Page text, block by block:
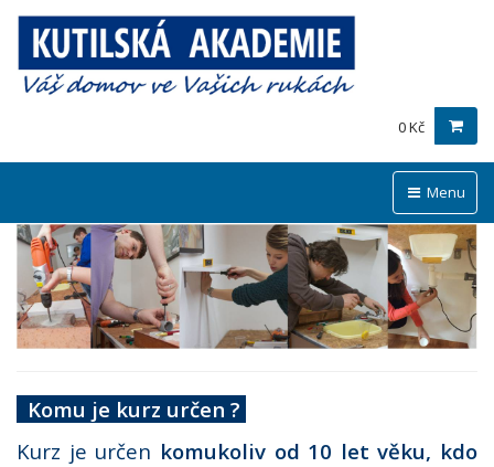
0 Kč
Menu
Komu je kurz určen ?
Kurz je určen komukoliv od 10 let věku, kdo